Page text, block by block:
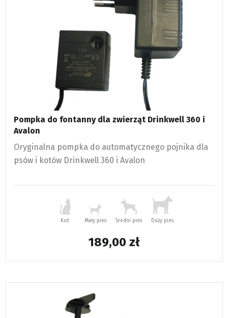
Pompka do fontanny dla zwierząt Drinkwell 360 i
Avalon
Oryginalna pompka do automatycznego pojnika dla
psów i kotów Drinkwell 360 i Avalon
Kot Mały pies Średni pies Duży pies
189,00